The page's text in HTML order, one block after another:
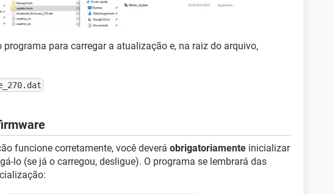
programa para carregar a atualização e, na raiz do arquivo,
funcione corretamente, você deverá obrigatoriamente inicializar
lo (se já o carregou, desligue). O programa se lembrará das